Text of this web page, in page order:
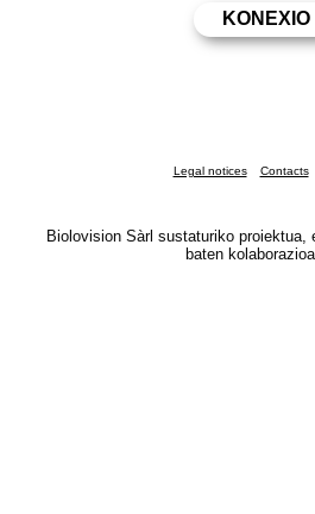
Legal notices Contacts
Biolovision Sàrl sustaturiko proiektua,
baten